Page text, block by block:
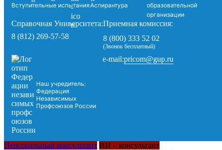
Вступительные испытанияАспирантура
образовательной
организации
Справочная Университета:
8 (812) 269-57-58
Приемная комиссия:
8 (800) 333 52 02
(Звонок бесплатный)
Наш учредитель:
Федерация
Независимых
Профсоюзов России
e-mail:pricom@gup.ru
Персональный консультант ИИ – консультант